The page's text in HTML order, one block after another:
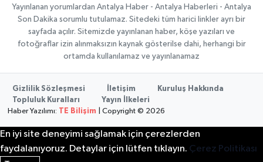
Yayınlanan yorumlardan Antalya Haber - Antalya Haberleri - Antalya
Son Dakika sorumlu tutulamaz. Sitedeki tüm harici linkler ayrı bir
sayfada açılır. Sitemizde yayınlanan haber, köşe yazıları ve
fotoğraflar izin alınmaksızın kaynak gösterilse dahi, herhangi bir
ortamda kullanılamaz ve yayınlanamaz
Gizlilik Sözleşmesi İletişim
Kuruluş Hakkında
Topluluk Kuralları
Yayın İlkeleri
Haber Yazılımı:
TE Bilişim | Copyright © 2026
En iyi site deneyimi sağlamak için çerezlerden
faydalanıyoruz. Detaylar için lütfen tıklayın. Çerez Politikası